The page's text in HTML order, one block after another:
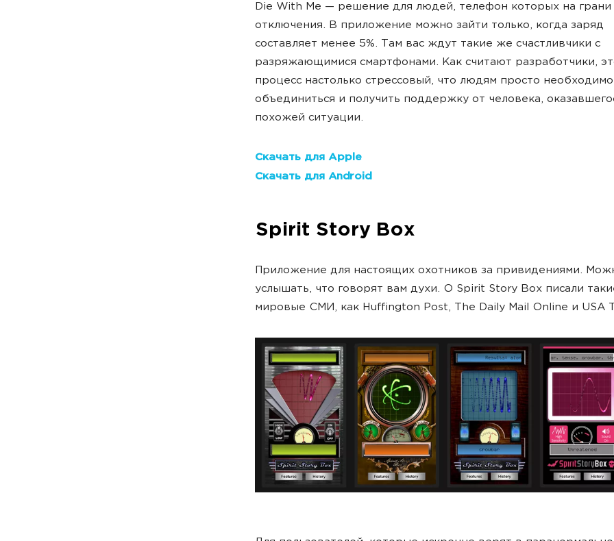
Die With Me — решение для людей, телефон которых на грани
отключения. В приложение можно зайти только, когда заряд
составляет менее 5%. Там вас ждут такие же счастливчики с
разряжающимися смартфонами. Как считают разработчики,
процесс настолько стрессовый, что людям просто необходимо
объединиться и получить поддержку от человека,
похожей ситуации.
Скачать для Apple
Скачать для Android
Spirit Story Box
Приложение для настоящих охотников за привидениями.
услышать, что говорят вам духи. О Spirit Story Box писали
мировые СМИ, как Huffington Post, The Daily Mail Online и USA